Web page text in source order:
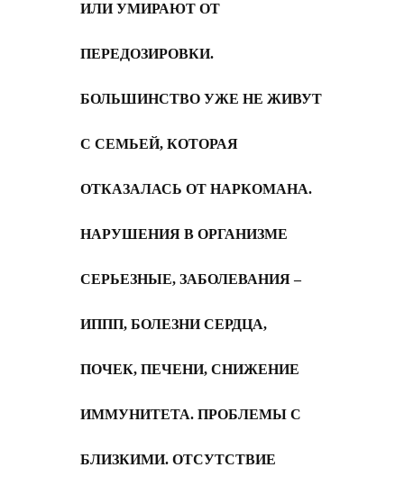
ИЛИ УМИРАЮТ ОТ
ПЕРЕДОЗИРОВКИ.
БОЛЬШИНСТВО УЖЕ НЕ ЖИВУТ
С СЕМЬЕЙ, КОТОРАЯ
ОТКАЗАЛАСЬ ОТ НАРКОМАНА.
НАРУШЕНИЯ В ОРГАНИЗМЕ
СЕРЬЕЗНЫЕ, ЗАБОЛЕВАНИЯ –
ИППП, БОЛЕЗНИ СЕРДЦА,
ПОЧЕК, ПЕЧЕНИ, СНИЖЕНИЕ
ИММУНИТЕТА. ПРОБЛЕМЫ С
БЛИЗКИМИ. ОТСУТСТВИЕ